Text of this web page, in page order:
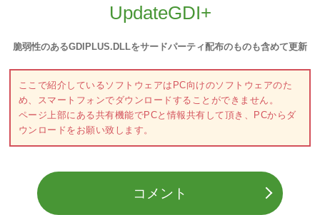
UpdateGDI+
脆弱性のあるGDIPLUS.DLLをサードパーティ配布のものも含めて更新
ここで紹介しているソフトウェアはPC向けのソフトウェアのた
め、スマートフォンでダウンロードすることができません。
ページ上部にある共有機能でPCと情報共有して頂き、PCからダ
ウンロードをお願い致します。
コメント